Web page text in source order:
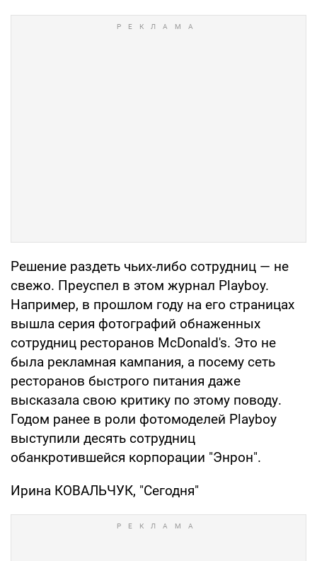
Решение раздеть чьих-либо сотрудниц — не
свежо. Преуспел в этом журнал Playboy.
Например, в прошлом году на его страницах
вышла серия фотографий обнаженных
сотрудниц ресторанов McDonald's. Это не
была рекламная кампания, а посему сеть
ресторанов быстрого питания даже
высказала свою критику по этому поводу.
Годом ранее в роли фотомоделей Playboy
выступили десять сотрудниц
обанкротившейся корпорации "Энрон".
Ирина КОВАЛЬЧУК, "Сегодня"